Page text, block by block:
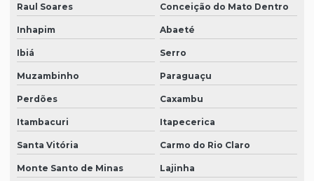
Raul Soares Conceição do Mato Dentro
Inhapim Abaeté
Ibiá Serro
Muzambinho Paraguaçu
Perdões Caxambu
Itambacuri Itapecerica
Santa Vitória Carmo do Rio Claro
Monte Santo de Minas Lajinha